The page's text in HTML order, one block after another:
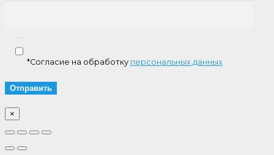
*Согласие на обработку персональных данных
×